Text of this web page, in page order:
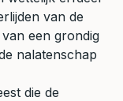
van de
een grondig
nalatenschap
die de